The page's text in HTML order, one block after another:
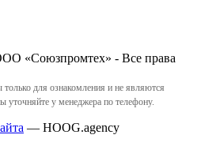
«Союзпромтех» - Все права
для ознакомления и не являются
у менеджера по телефону.
— HOOG.agency